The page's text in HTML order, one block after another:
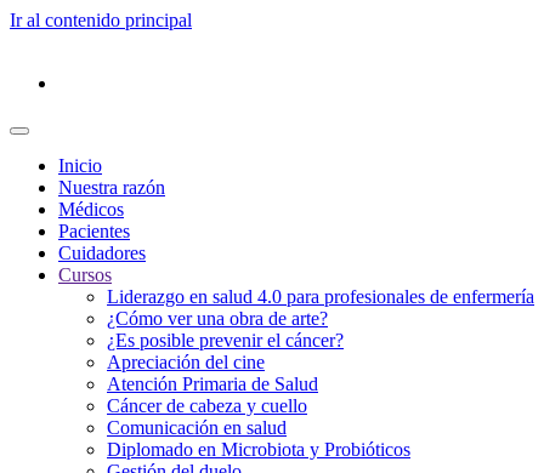
Ir al contenido principal
Inicio
Nuestra razón
Médicos
Pacientes
Cuidadores
Cursos
Liderazgo en salud 4.0 para profesionales de enfermería
¿Cómo ver una obra de arte?
¿Es posible prevenir el cáncer?
Apreciación del cine
Atención Primaria de Salud
Cáncer de cabeza y cuello
Comunicación en salud
Diplomado en Microbiota y Probióticos